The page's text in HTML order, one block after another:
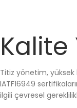
Titiz yönetim, yüksek
IATF16949
ilgili çevresel